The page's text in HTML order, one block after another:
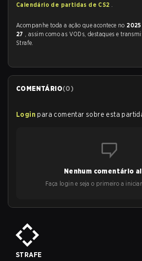
Calendário de partidas de CS2 .
Acompanhe toda a ação que acontece no
27 , assim como as VODs, destaques e
Strafe.
COMENTÁRIO(0)
Login para comentar sobre esta
Nenhum comentário
Faça login e seja o primeiro a
STRAFE